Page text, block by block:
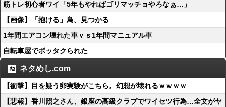
筋トレ初心者ワイ「5年もやればゴリマッチョやろなぁ…」
【画像】「抱ける」鳥、見つかる
1年間エアコン壊れた車ｖｓ1年間マニュアル車
自転車屋でボッタクられた
ネタめし.com
【衝撃】目を疑う卵実験がこちら。幻想が壊れるｗｗｗｗ
【悲報】香川照之さん、銀座の高級クラブでワイセツ行為…全文がヤ